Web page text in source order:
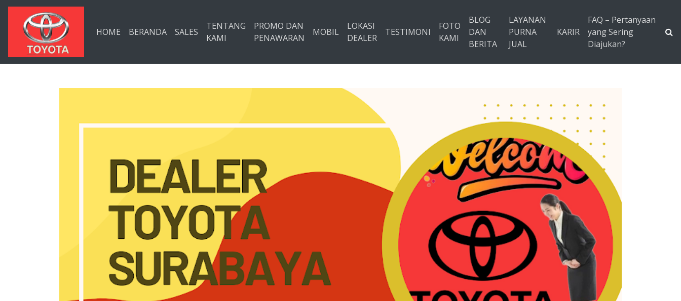
Langsung ke konten utama
HOME BERANDA SALES
TENTANG
KAMI
PROMO DAN
PENAWARAN
MOBIL
LOKASI
DEALER
TESTIMONI
FOTO
KAMI
BLOG
DAN
BERITA
LAYANAN
PURNA
JUAL
KARIR
FAQ – Pertanyaan
yang Sering
Diajukan?